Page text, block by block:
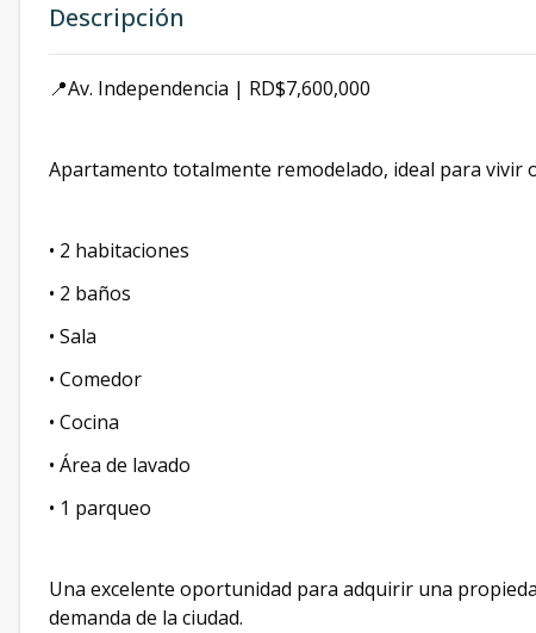
Descripción
📍Av. Independencia | RD$7,600,000
Apartamento totalmente remodelado, ideal para vivir
• 2 habitaciones
• 2 baños
• Sala
• Comedor
• Cocina
• Área de lavado
• 1 parqueo
Una excelente oportunidad para adquirir una
demanda de la ciudad.